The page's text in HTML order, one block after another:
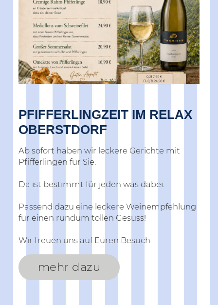
PFIFFERLINGZEIT IM RELAX
OBERSTDORF
Ab sofort haben wir leckere Gerichte mit
Pfifferlingen für Sie.
Da ist bestimmt für jeden was dabei.
Passend dazu eine leckere Weinempfehlung
für einen rundum tollen Gesuss!
Wir freuen uns auf Euren Besuch
mehr dazu